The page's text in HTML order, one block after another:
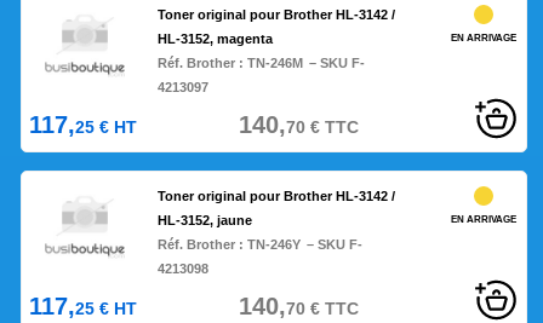
Toner original pour Brother HL-3142 /
HL-3152, magenta
Réf. Brother :TN-246M – SKU F-
4213097
EN ARRIVAGE
117,25 € HT 140,70€TTC
Toner original pour Brother HL-3142 /
HL-3152, jaune
Réf. Brother :TN-246Y – SKU F-
4213098
EN ARRIVAGE
117,25 € HT 140,70€TTC